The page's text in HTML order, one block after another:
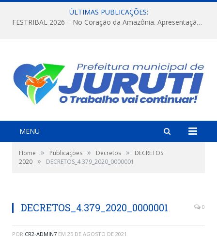
ÚLTIMAS PUBLICAÇÕES:
FESTRIBAL 2026 – No Coração da Amazônia. Apresentação da Munduruku.
MENU
Home » Publicações » Decretos »
DECRETOS
2020 » DECRETOS_4.379_2020_0000001
DECRETOS_4.379_2020_0000001 0
POR CR2-ADMIN7 EM 25 DE AGOSTO DE 2021